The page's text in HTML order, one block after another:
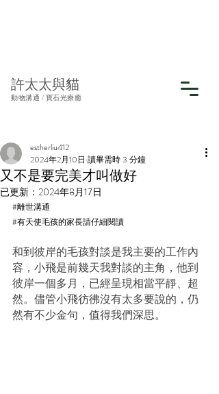
許太太與貓
動物溝通 / 寶石光療癒
又不是要完美才叫做好
estherliu412
2024年2月10日 讀畢需時 3 分鐘
已更新： 2024年8月17日
#離世溝通
#有天使毛孩的家長請仔細閱讀
和到彼岸的毛孩對談是我主要的工作內
容，小飛是前幾天我對談的主角，他到
彼岸一個多月，已經呈現相當平靜、超
然。儘管小飛彷彿沒有太多要說的，仍
然有不少金句，值得我們深思。